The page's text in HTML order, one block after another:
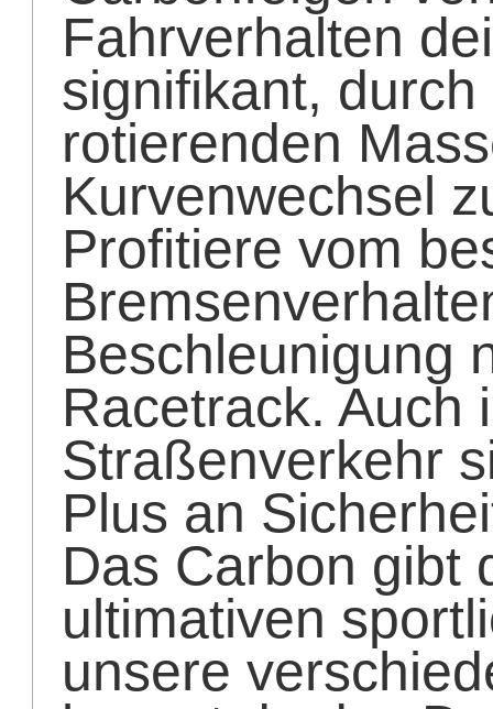
Fahrverhalten
signifikant,
rotierenden
Kurvenwechsel
Profitiere vom
Beschleunigung
Racetrack. Auch
Straßenverkehr
Plus an
Das Carbon gibt
ultimativen
unsere